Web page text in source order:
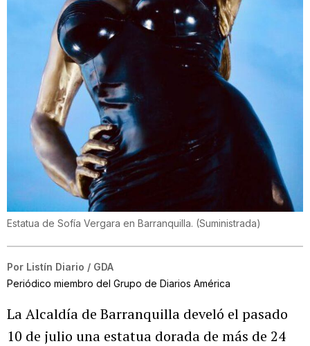
Estatua de Sofía Vergara en Barranquilla. (Suministrada)
Por Listín Diario / GDA
Periódico miembro del Grupo de Diarios América
La Alcaldía de Barranquilla develó el pasado
10 de julio una estatua dorada de más de 24